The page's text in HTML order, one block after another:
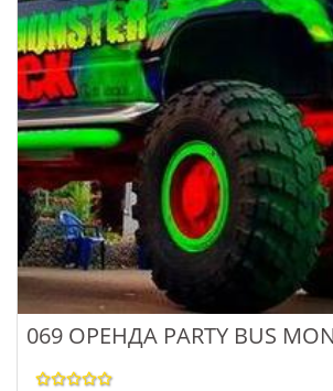
069 ОРЕНДА PARTY BUS